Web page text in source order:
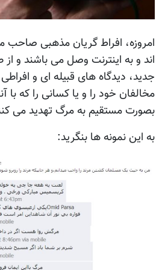
امروزه، افراط گریان مذهبی صاحب
اند و به اینترنت وصل می باشند و از
جدید، دیدگاه های قبیله ای و
مخالفان خود را و یا کسانی را که با
بصورت مستقیم به مرگ تهدید می
به این نمونه ها بنگرید: